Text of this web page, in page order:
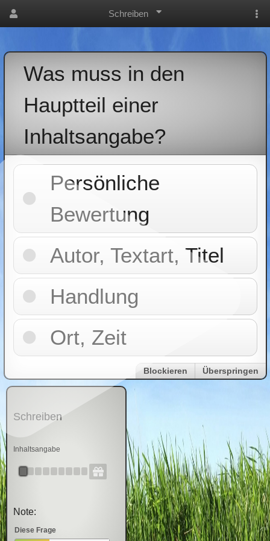
Schreiben
Was muss in den
Hauptteil einer
Inhaltsangabe?
Persönliche
Bewertung
Autor, Textart, Titel
Handlung
Ort, Zeit
Blockieren Überspringen
Schreiben
Inhaltsangabe
Note:
Diese Frage